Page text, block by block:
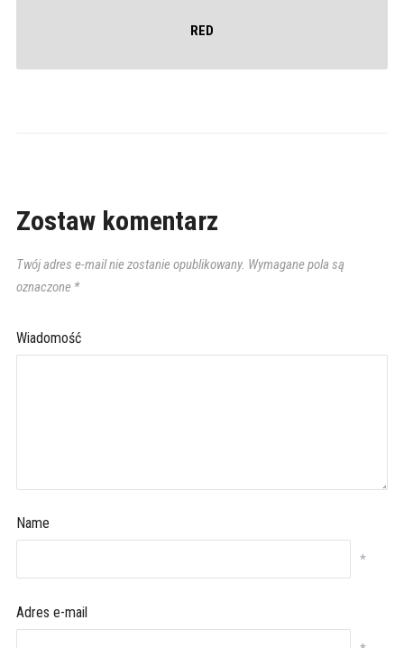
RED
Zostaw komentarz
Twój adres e-mail nie zostanie opublikowany. Wymagane pola są
oznaczone *
Wiadomość
Name
*
Adres e-mail